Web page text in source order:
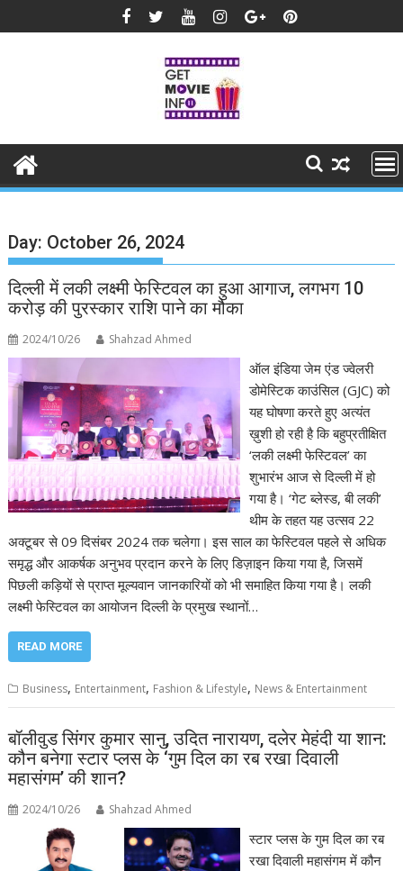
to
Day: October 26, 2024
दिल्ली में लकी लक्ष्मी फेस्टिवल का हुआ आगाज, लगभग 10
करोड़ की पुरस्कार राशि पाने का मौका
2024/10/26 Shahzad Ahmed
ऑल इंडिया जेम एंड ज्वेलरी
डोमेस्टिक काउंसिल (GJC) को
यह घोषणा करते हुए अत्यंत
ख़ुशी हो रही है कि बहुप्रतीक्षित
‘लकी लक्ष्मी फेस्टिवल’ का
शुभारंभ आज से दिल्ली में हो
गया है। ‘गेट ब्लेस्ड, बी लकी’
थीम के तहत यह उत्सव 22
अक्टूबर से 09 दिसंबर 2024 तक चलेगा। इस साल का फेस्टिवल पहले से अधिक
समृद्ध और आकर्षक अनुभव प्रदान करने के लिए डिज़ाइन किया गया है, जिसमें
पिछली कड़ियों से प्राप्त मूल्यवान जानकारियों को भी समाहित किया गया है। लकी
लक्ष्मी फेस्टिवल का आयोजन दिल्ली के प्रमुख स्थानों…
READ MORE
Business, Entertainment, Fashion & Lifestyle, News & Entertainment
बॉलीवुड सिंगर कुमार सानु, उदित नारायण, दलेर मेहंदी या शान:
कौन बनेगा स्टार प्लस के ‘गुम दिल का रब रखा दिवाली
महासंगम’ की शान?
2024/10/26 Shahzad Ahmed
स्टार प्लस के गुम दिल का रब
रखा दिवाली महासंगम में कौन